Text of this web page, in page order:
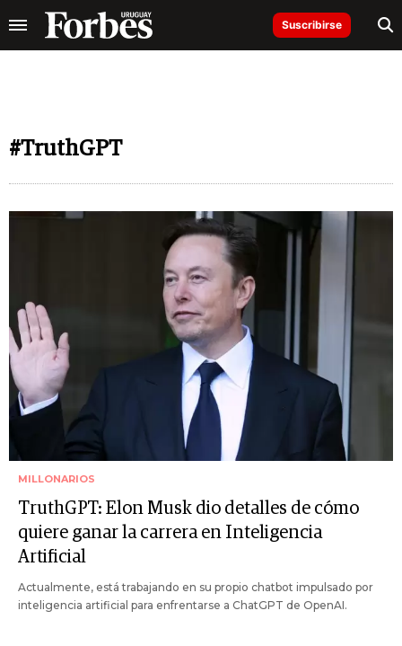
Suscribirse
#TruthGPT
MILLONARIOS
TruthGPT: Elon Musk dio detalles de cómo
quiere ganar la carrera en Inteligencia
Artificial
Actualmente, está trabajando en su propio chatbot impulsado por
inteligencia artificial para enfrentarse a ChatGPT de OpenAI.